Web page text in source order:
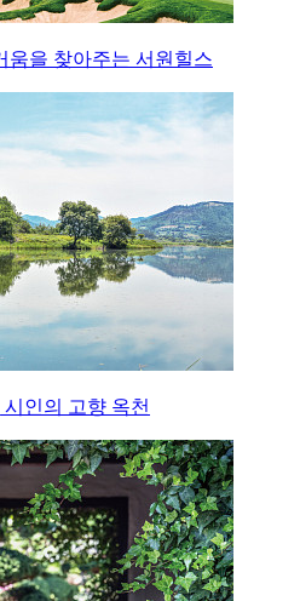
움을 찾아주는 서원힐스
인의 고향 옥천